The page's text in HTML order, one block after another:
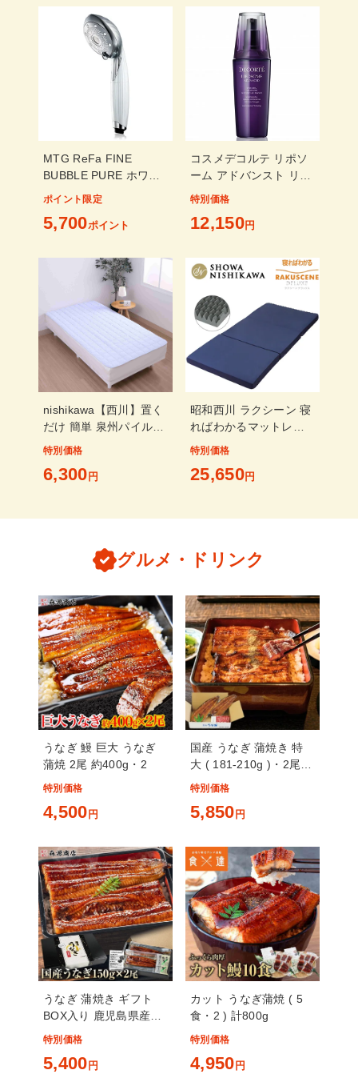
MTG ReFa FINE
BUBBLE PURE ホワイ
ト RS-AM-02B 当店限
ポイント限定
5,700ポイント
コスメデコルテ リポソ
ーム アドバンスト リペ
アセラム 免税店限定サ
特別価格
12,150円
nishikawa【西川】置く
だけ 簡単 泉州パイル
敷きパッド シングル ブ
特別価格
6,300 円
昭和西川 ラクシーン 寝
ればわかるマットレス
デラックス シングル ネ
特別価格
25,650円
グルメ・ドリンク
うなぎ 鰻 巨大 うなぎ
蒲焼 2尾 約400g・2
特別価格
4,500 円
国産 うなぎ 蒲焼き 特
大 ( 181-210g )・2尾 (
約3.5人前 )
特別価格
5,850 円
うなぎ 蒲焼き ギフト
BOX入り 鹿児島県産
150g・2尾 無投薬 国産
特別価格
5,400 円
カット うなぎ蒲焼 ( 5
食・2 ) 計800g
特別価格
4,950 円